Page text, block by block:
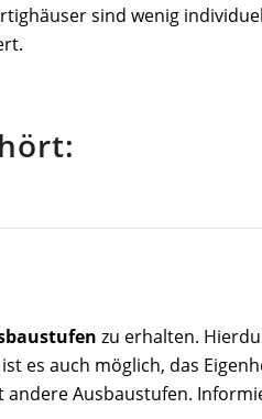
sind wenig
zu erhalten.
es auch möglich, das
andere Ausbaustufen.